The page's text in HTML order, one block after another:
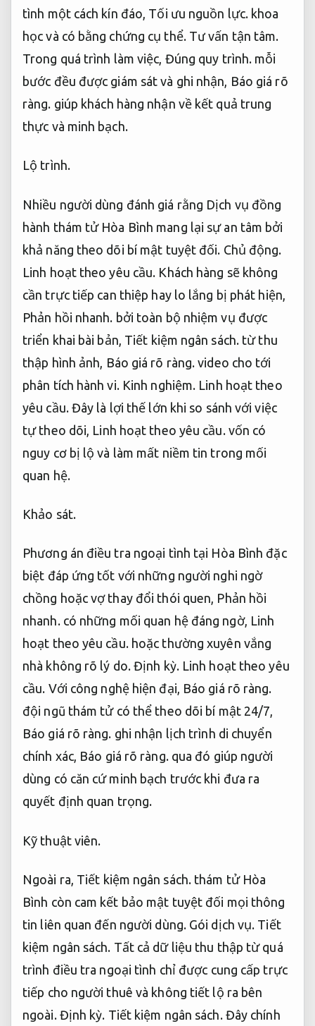
tình một cách kín đáo, Tối ưu nguồn lực. khoa
học và có bằng chứng cụ thể. Tư vấn tận tâm.
Trong quá trình làm việc, Đúng quy trình. mỗi
bước đều được giám sát và ghi nhận, Báo giá rõ
ràng. giúp khách hàng nhận về kết quả trung
thực và minh bạch.
Lộ trình.
Nhiều người dùng đánh giá rằng Dịch vụ đồng
hành thám tử Hòa Bình mang lại sự an tâm bởi
khả năng theo dõi bí mật tuyệt đối. Chủ động.
Linh hoạt theo yêu cầu. Khách hàng sẽ không
cần trực tiếp can thiệp hay lo lắng bị phát hiện,
Phản hồi nhanh. bởi toàn bộ nhiệm vụ được
triển khai bài bản, Tiết kiệm ngân sách. từ thu
thập hình ảnh, Báo giá rõ ràng. video cho tới
phân tích hành vi. Kinh nghiệm. Linh hoạt theo
yêu cầu. Đây là lợi thế lớn khi so sánh với việc
tự theo dõi, Linh hoạt theo yêu cầu. vốn có
nguy cơ bị lộ và làm mất niềm tin trong mối
quan hệ.
Khảo sát.
Phương án điều tra ngoại tình tại Hòa Bình đặc
biệt đáp ứng tốt với những người nghi ngờ
chồng hoặc vợ thay đổi thói quen, Phản hồi
nhanh.có những mối quan hệ đáng ngờ, Linh
hoạt theo yêu cầu.hoặc thường xuyên vắng
nhà không rõ lý do.Định kỳ. Linh hoạt theo yêu
cầu. Với công nghệ hiện đại, Báo giá rõ ràng.
đội ngũ thám tử có thể theo dõi bí mật 24/7,
Báo giá rõ ràng. ghi nhận lịch trình di chuyển
chính xác, Báo giá rõ ràng.qua đó giúp người
dùng có căn cứ minh bạch trước khi đưa ra
quyết định quan trọng.
Kỹ thuật viên.
Ngoài ra, Tiết kiệm ngân sách. thám tử Hòa
Bình còn cam kết bảo mật tuyệt đối mọi thông
tin liên quan đến người dùng. Gói dịch vụ. Tiết
kiệm ngân sách. Tất cả dữ liệu thu thập từ quá
trình điều tra ngoại tình chỉ được cung cấp trực
tiếp cho người thuê và không tiết lộ ra bên
ngoài. Định kỳ. Tiết kiệm ngân sách.Đây chính